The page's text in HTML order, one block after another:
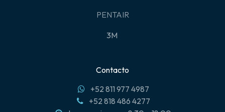
PENTAIR
3M
Contacto
+52 811 977 4987
+52 818 486 4277